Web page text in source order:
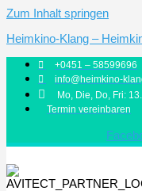
Zum Inhalt springen
Heimkino-Klang –
+0451 – 58599696
info@heimkino-
Mo, Die, Do, Fri:
Termin vereinbaren